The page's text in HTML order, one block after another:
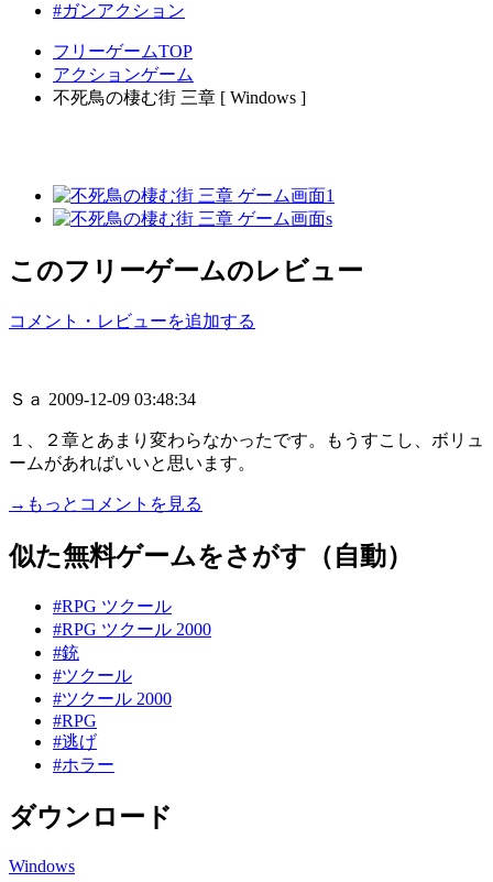
#ガンアクション
フリーゲームTOP
アクションゲーム
不死鳥の棲む街 三章 [ Windows ]
このフリーゲームのレビュー
コメント・レビューを追加する
Ｓａ 2009-12-09 03:48:34
１、２章とあまり変わらなかったです。もうすこし、ボリュ
ームがあればいいと思います。
→もっとコメントを見る
似た無料ゲームをさがす（自動）
#RPG ツクール
#RPG ツクール 2000
#銃
#ツクール
#ツクール 2000
#RPG
#逃げ
#ホラー
ダウンロード
Windows